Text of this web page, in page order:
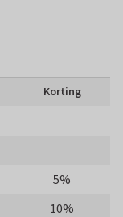
Korting
5%
10%